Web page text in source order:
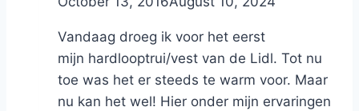
Vandaag droeg ik voor het eerst
mijn hardlooptrui/vest van de Lidl. Tot nu
toe was het er steeds te warm voor. Maar
nu kan het wel! Hier onder mijn ervaringen